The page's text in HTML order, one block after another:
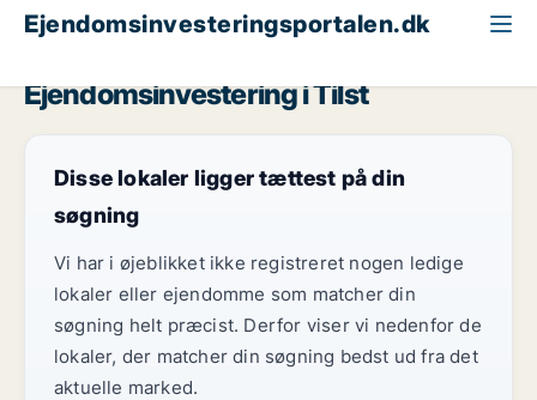
Ejendomsinvesteringsportalen.dk
Ejendomsinvestering i Tilst
Disse lokaler ligger tættest på din
søgning
Vi har i øjeblikket ikke registreret nogen ledige
lokaler eller ejendomme som matcher din
søgning helt præcist. Derfor viser vi nedenfor de
lokaler, der matcher din søgning bedst ud fra det
aktuelle marked.